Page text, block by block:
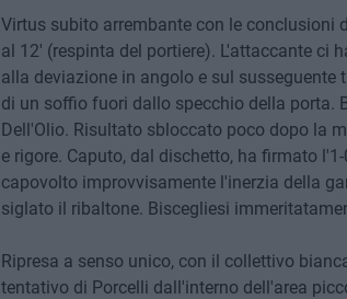
Virtus subito arrembante con le conclusioni
al 12' (respinta del portiere). L'attaccante ci
alla deviazione in angolo e sul
di un soffio fuori dallo specchio della porta.
Dell'Olio. Risultato sbloccato poco dopo la
e rigore. Caputo, dal dischetto, ha firmato
capovolto improvvisamente l'inerzia della
siglato il ribaltone. Biscegliesi
Ripresa a senso unico, con il collettivo
tentativo di Porcelli dall'interno dell'area